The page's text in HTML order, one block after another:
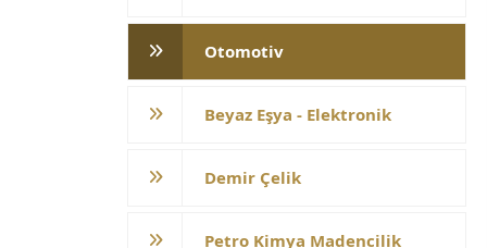
Otomotiv
Beyaz Eşya - Elektronik
Demir Çelik
Petro Kimya Madencilik